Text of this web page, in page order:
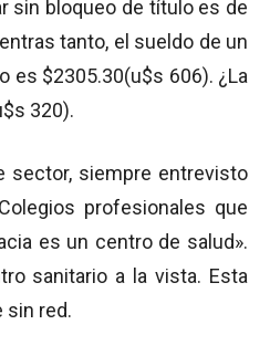
sin bloqueo de título es de
tanto, el sueldo de un
es $2305.30(u$s 606). ¿La
320).
sector, siempre entrevisto
profesionales que
es un centro de salud».
sanitario a la vista. Esta
sin red.